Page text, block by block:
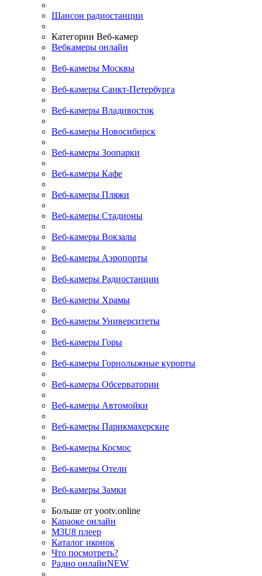
Шансон радиостанции
Категории Веб-камер
Вебкамеры онлайн
Веб-камеры Москвы
Веб-камеры Санкт-Петербурга
Веб-камеры Владивосток
Веб-камеры Новосибирск
Веб-камеры Зоопарки
Веб-камеры Кафе
Веб-камеры Пляжи
Веб-камеры Стадионы
Веб-камеры Вокзалы
Веб-камеры Аэропорты
Веб-камеры Радиостанции
Веб-камеры Храмы
Веб-камеры Университеты
Веб-камеры Горы
Веб-камеры Горнолыжные курорты
Веб-камеры Обсерватории
Веб-камеры Автомойки
Веб-камеры Парикмахерские
Веб-камеры Космос
Веб-камеры Отели
Веб-камеры Замки
Больше от yootv.online
Караоке онлайн
M3U8 плеер
Каталог иконок
Что посмотреть?
Радио онлайнNEW